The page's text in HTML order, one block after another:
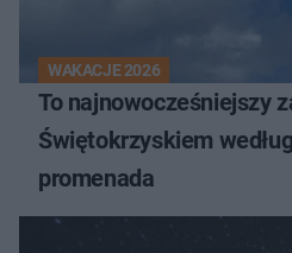
WAKACJE 2026
To najnowocześniejszy
Świętokrzyskiem
promenada